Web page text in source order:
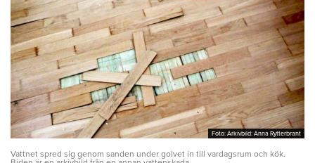
Foto: Arkivbild: Anna Rytterbrant
Foto: Arkivbild: Anna Rytterbrant
Vattnet spred sig genom sanden under golvet in till vardagsrum och kök.